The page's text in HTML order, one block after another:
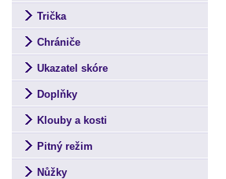
Trička
Chrániče
Ukazatel skóre
Doplňky
Klouby a kosti
Pitný režim
Nůžky